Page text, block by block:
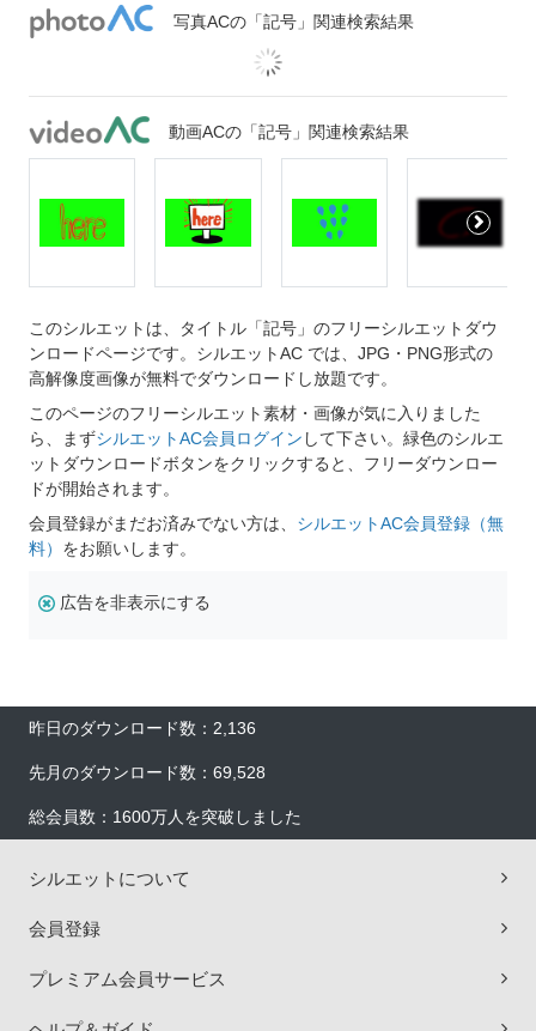
写真ACの「記号」関連検索結果
動画ACの「記号」関連検索結果
このシルエットは、タイトル「記号」のフリーシルエットダウ
ンロードページです。シルエットAC では、JPG・PNG形式の
高解像度画像が無料でダウンロードし放題です。
このページのフリーシルエット素材・画像が気に入りました
ら、まずシルエットAC会員ログイン して下さい。緑色のシルエ
ットダウンロードボタンをクリックすると、フリーダウンロー
ドが開始されます。
会員登録がまだお済みでない方は、 シルエットAC会員登録（無
料） をお願いします。
広告を非表示にする
昨日のダウンロード数：2,136
先月のダウンロード数：69,528
総会員数：1600万人を突破しました
シルエットについて
会員登録
プレミアム会員サービス